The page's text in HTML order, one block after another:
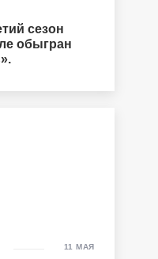
сезон
обыгран
11 МАЯ